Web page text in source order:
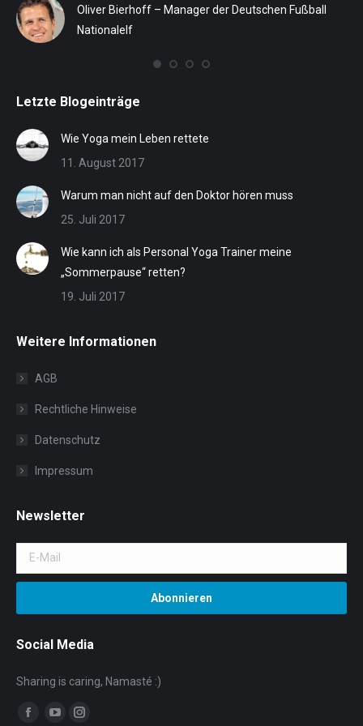
Oliver Bierhoff – Manager der Deutschen Fußball
Nationalelf
Letzte Blogeinträge
Wie Yoga mein Leben rettete
11. August 2017
Warum man nicht auf den Doktor hören muss
25. Juli 2017
Wie kann ich als Personal Yoga Trainer meine
„Sommerpause“ retten?
19. Juli 2017
Weitere Informationen
AGB
Rechtliche Hinweise
Datenschutz
Impressum
Newsletter
Social Media
Sharing is caring, Namasté :)
FacebookYouTubeInstagram